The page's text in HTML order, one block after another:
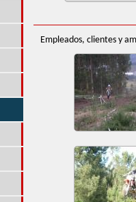
Empleados, clientes y